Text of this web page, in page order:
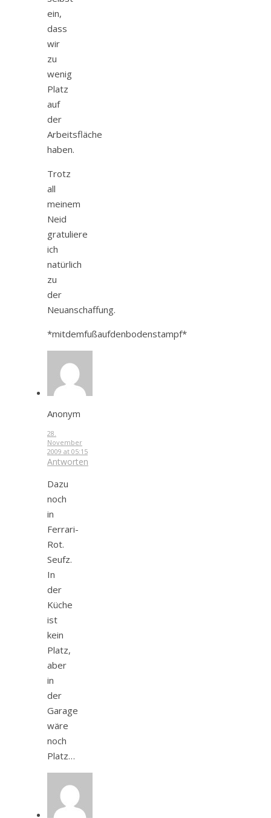
ein,
dass
wir
zu
wenig
Platz
auf
der
Arbeitsfläche
haben.
Trotz
all
meinem
Neid
gratuliere
ich
natürlich
zu
der
Neuanschaffung.
*mitdemfußaufdenbodenstampf*
Anonym
28.
November
2009 at 05:15
Antworten
Dazu
noch
in
Ferrari-
Rot.
Seufz.
In
der
Küche
ist
kein
Platz,
aber
in
der
Garage
wäre
noch
Platz…